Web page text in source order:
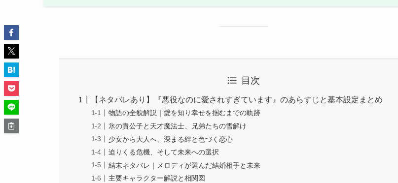
目次
【ネタバレあり】『悪役なのに愛されすぎています』のあらすじと基本設定まとめ
物語の全貌解説｜愛を知り幸せを掴むまでの軌跡
氷の貴公子と天才魔法士、兄弟たちの雪解け
少女から大人へ、深まる絆と色づく恋心
迫りくる危機、そして未来への選択
結末ネタバレ｜メロディが選んだ結婚相手と未来
主要キャラクター解説と相関図